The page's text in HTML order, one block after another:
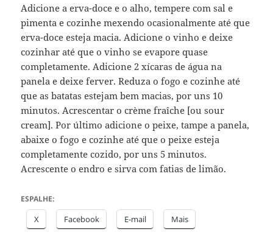
Adicione a erva-doce e o alho, tempere com sal e
pimenta e cozinhe mexendo ocasionalmente até que
erva-doce esteja macia. Adicione o vinho e deixe
cozinhar até que o vinho se evapore quase
completamente. Adicione 2 xícaras de água na
panela e deixe ferver. Reduza o fogo e cozinhe até
que as batatas estejam bem macias, por uns 10
minutos. Acrescentar o crème fraîche [ou sour
cream]. Por último adicione o peixe, tampe a panela,
abaixe o fogo e cozinhe até que o peixe esteja
completamente cozido, por uns 5 minutos.
Acrescente o endro e sirva com fatias de limão.
ESPALHE:
X Facebook E-mail Mais